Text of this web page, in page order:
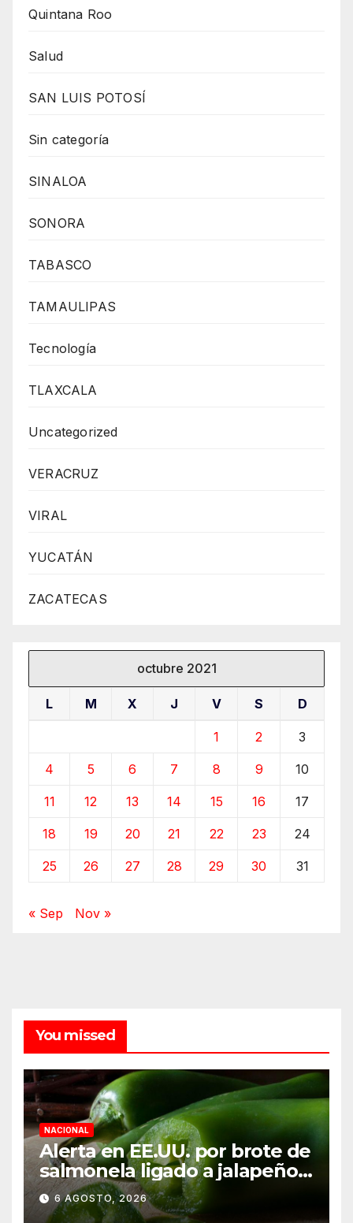
Quintana Roo
Salud
SAN LUIS POTOSÍ
Sin categoría
SINALOA
SONORA
TABASCO
TAMAULIPAS
Tecnología
TLAXCALA
Uncategorized
VERACRUZ
VIRAL
YUCATÁN
ZACATECAS
octubre 2021
L M X J V S D
1 2 3
4 5 6 7 8 9 10
11 12 13 14 15 16 17
18 19 20 21 22 23 24
25 26 27 28 29 30 31
« Sep Nov »
You missed
NACIONAL
Alerta en EE.UU. por brote de
salmonela ligado a jalapeños
mexicanos; reportan 345
casos
6 AGOSTO, 2026